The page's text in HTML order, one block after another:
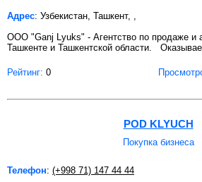
Адрес: Узбекистан, Ташкент, ,
OOO "Ganj Lyuks" - Агентство по продаже и
Ташкенте и Ташкентской области.
Рейтинг: 0
POD KLYUCH
Покупка бизнеса
Телефон: (+998 71) 147 44 44